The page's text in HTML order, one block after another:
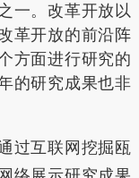
一。改革开放以
革开放的前沿阵
方面进行研究的
的研究成果也非
过互联网挖掘瓯